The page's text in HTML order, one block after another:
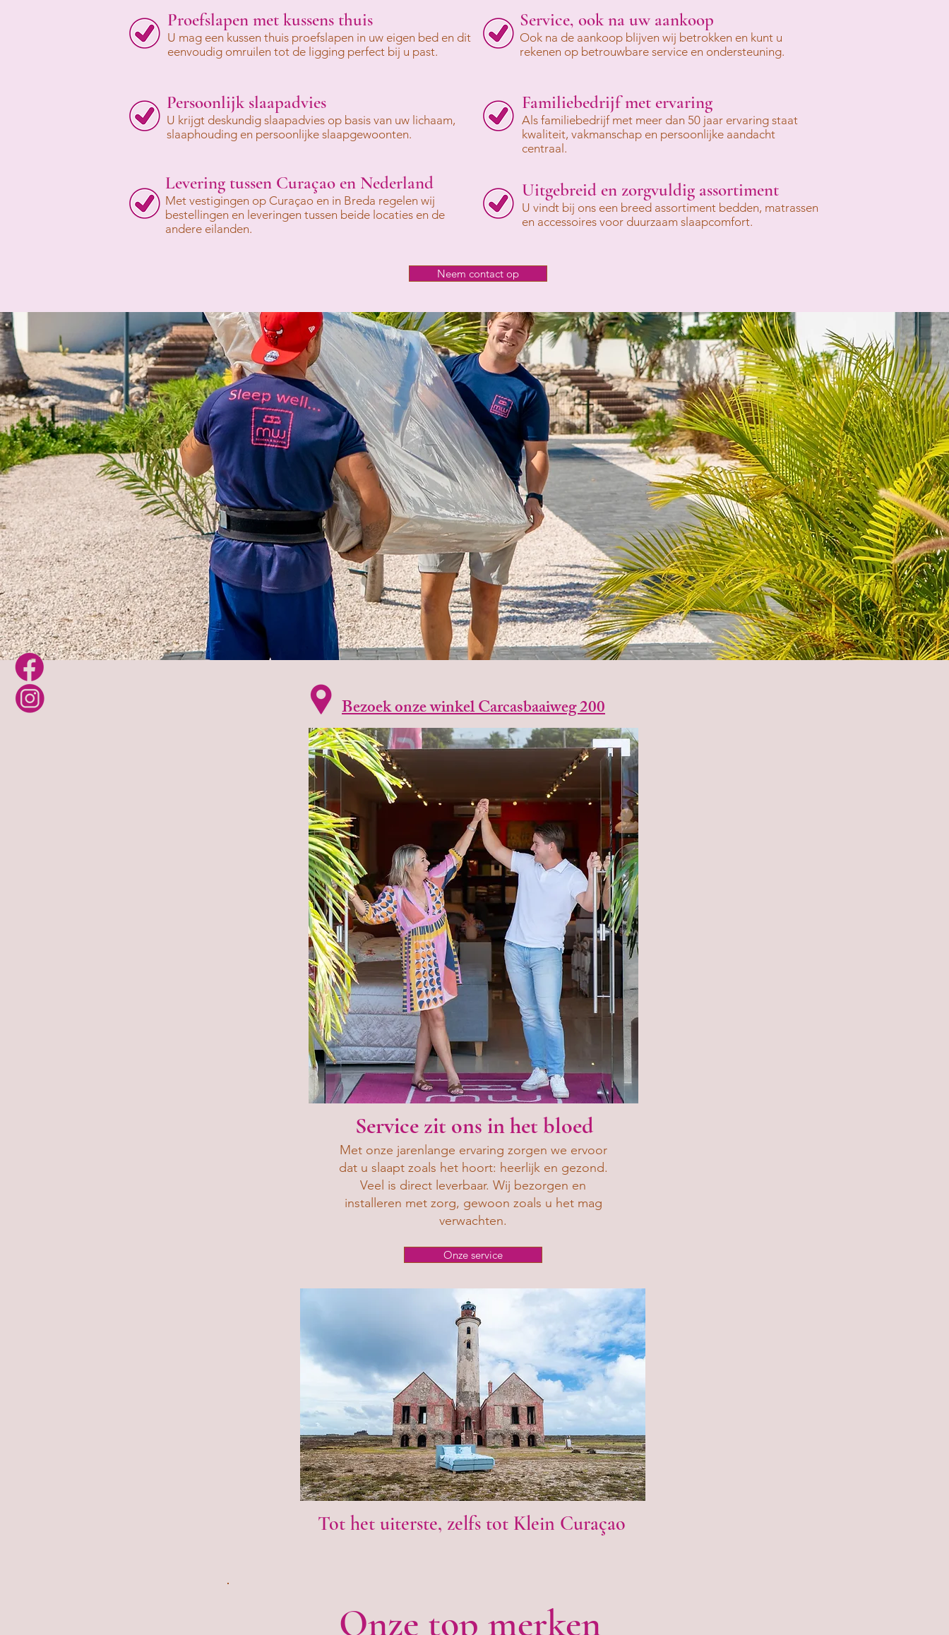
Proefslapen met kussens thuis
U mag een kussen thuis proefslapen in uw eigen bed en dit
eenvoudig omruilen tot de ligging perfect bij u past.
Service, ook na uw aankoop
Ook na de aankoop blijven wij betrokken en kunt u
rekenen op betrouwbare service en ondersteuning.
Persoonlijk slaapadvies
U krijgt deskundig slaapadvies op basis van uw lichaam,
slaaphouding en persoonlijke slaapgewoonten.
Familiebedrijf met ervaring
Als familiebedrijf met meer dan 50 jaar ervaring staat
kwaliteit, vakmanschap en persoonlijke aandacht
centraal.
Levering tussen Curaçao en Nederland
Met vestigingen op Curaçao en in Breda regelen wij
bestellingen en leveringen tussen beide locaties en de
andere eilanden.
Uitgebreid en zorgvuldig assortiment
U vindt bij ons een breed assortiment bedden, matrassen
en accessoires voor duurzaam slaapcomfort.
Neem contact op
Bezoek onze winkel Carcasbaaiweg 200
Service zit ons in het bloed
Met onze jarenlange ervaring zorgen we ervoor
dat u slaapt zoals het hoort: heerlijk en gezond.
Veel is direct leverbaar. Wij bezorgen en
installeren met zorg, gewoon zoals u het mag
verwachten.
Onze service
Tot het uiterste, zelfs tot Klein Curaçao
Onze top merken